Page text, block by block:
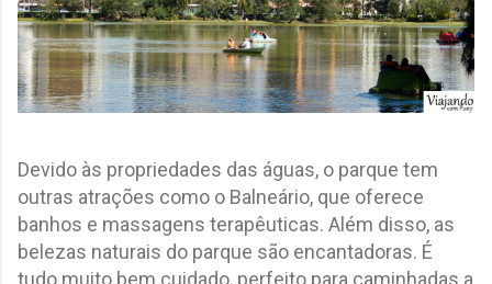
Devido às propriedades das águas, o parque tem
outras atrações como o Balneário, que oferece
banhos e massagens terapêuticas. Além disso, as
belezas naturais do parque são encantadoras. É
tudo muito bem cuidado, perfeito para caminhadas a